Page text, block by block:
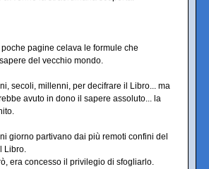
poche pagine celava le formule che
del vecchio mondo.
secoli, millenni, per decifrare il Libro... ma
avuto in dono il sapere assoluto... la
giorno partivano dai più remoti confini del
Libro.
era concesso il privilegio di sfogliarlo.